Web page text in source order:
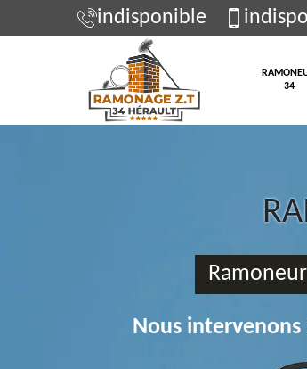
indisponible
34
Nous